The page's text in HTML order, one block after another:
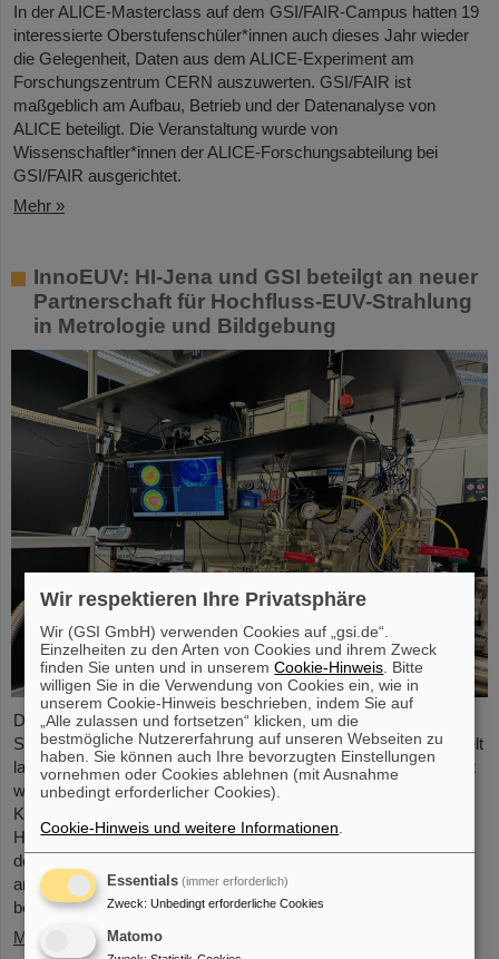
In der ALICE-Masterclass auf dem GSI/FAIR-Campus hatten 19
interessierte Oberstufenschüler*innen auch dieses Jahr wieder
die Gelegenheit, Daten aus dem ALICE-Experiment am
Forschungszentrum CERN auszuwerten. GSI/FAIR ist
maßgeblich am Aufbau, Betrieb und der Datenanalyse von
ALICE beteiligt. Die Veranstaltung wurde von
Wissenschaftler*innen der ALICE-Forschungsabteilung bei
GSI/FAIR ausgerichtet.
Mehr »
InnoEUV: HI-Jena und GSI beteilgt an neuer
Partnerschaft für Hochfluss-EUV-Strahlung
in Metrologie und Bildgebung
Das Projekt „Innovationspartnerschaft für Hochfluss-EUV-
Strahlquellen in Metrologie und Bildgebung (InnoEUV)” entwickelt
lasergetriebene Extreme-Ultraviolett-(EUV)-Strahlquellen gezielt
weiter für Anwendungen in Metrologie und Bildgebung. Die
Kooperation von Helmholtz Institut Jena (HI-Jena) und GSI
Helmholtzzentrum für Schwerionenforschung in Darmstadt mit
der Active Fiber Systems GmbH (AFS) soll die Überführung in
anwendungsnahe und kommerzielle Anwendungen
beschleunigen.
Mehr »
Wir respektieren Ihre Privatsphäre
Wir (GSI GmbH) verwenden Cookies auf „gsi.de“.
Einzelheiten zu den Arten von Cookies und ihrem Zweck
finden Sie unten und in unseremCookie-Hinweis . Bitte
willigen Sie in die Verwendung von Cookies ein, wie in
unserem Cookie-Hinweis beschrieben, indem Sie auf
„Alle zulassen und fortsetzen“ klicken, um die
bestmögliche Nutzererfahrung auf unseren Webseiten zu
haben. Sie können auch Ihre bevorzugten Einstellungen
vornehmen oder Cookies ablehnen (mit Ausnahme
unbedingt erforderlicher Cookies).
Cookie-Hinweis und weitere Informationen
Essentials (immer erforderlich)
Zweck: Unbedingt erforderliche Cookies
Matomo